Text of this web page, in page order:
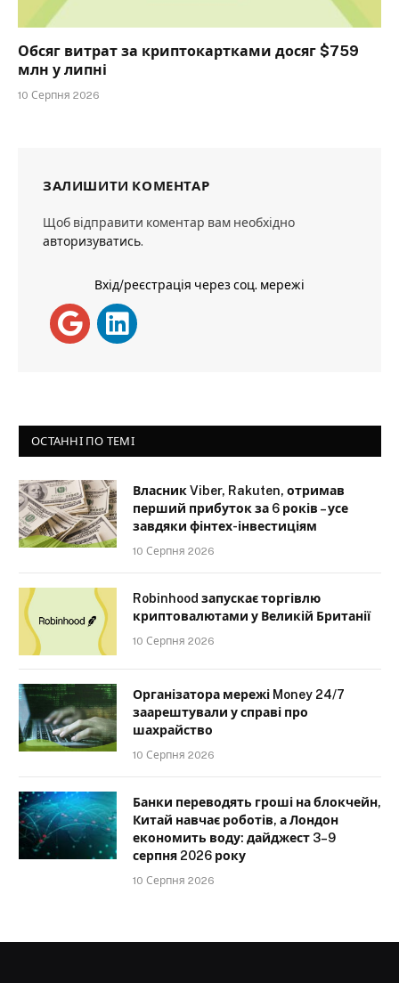
Обсяг витрат за криптокартками досяг $759
млн у липні
10 Серпня 2026
ЗАЛИШИТИ КОМЕНТАР
Щоб відправити коментар вам необхідно
авторизуватись.
Вхід/реєстрація через соц. мережі
ОСТАННІ ПО ТЕМІ
Власник Viber, Rakuten, отримав
перший прибуток за 6 років – усе
завдяки фінтех-інвестиціям
10 Серпня 2026
Robinhood запускає торгівлю
криптовалютами у Великій Британії
10 Серпня 2026
Організатора мережі Money 24/7
заарештували у справі про
шахрайство
10 Серпня 2026
Банки переводять гроші на блокчейн,
Китай навчає роботів, а Лондон
економить воду: дайджест 3–9
серпня 2026 року
10 Серпня 2026